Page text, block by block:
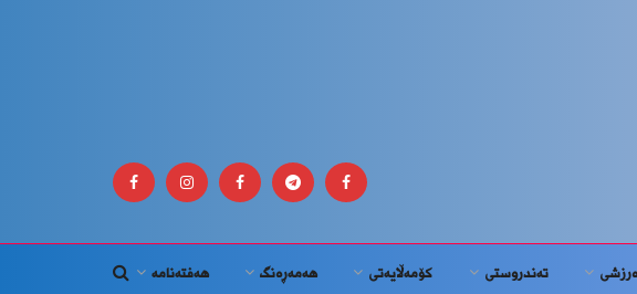
تەندروستى كۆمه‌ڵايه‌تى هەمەڕەنگ هەفتەنامە